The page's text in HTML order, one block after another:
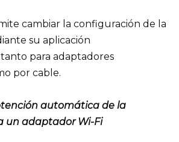
cambiar la configuración de la
su aplicación
tanto para adaptadores
por cable.
automática de la
un adaptador Wi-Fi